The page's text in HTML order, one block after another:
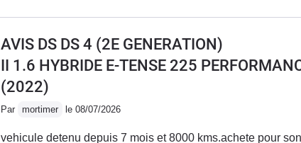
changé la vie (plus de confort, conduite fluide... Et au revoir
Pour la consommation, j'ai une conduite assez dynamique
les modes éco sur les voitures. Je suis à 5,6L/100 au max.,
haut mais dans la moyenne pour ce modèle il me semble.
agréable, on n'est pas sur des suspensions fermes en
AVIS DS DS 4 (2E GENERATION)
II 1.6 HYBRIDE E-TENSE 225
(2022)
Par mortimer le 08/07/2026
vehicule detenu depuis 7 mois et 8000 kms.achete pour